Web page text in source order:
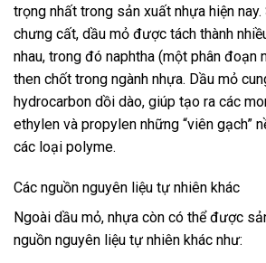
trọng nhất trong sản xuất nhựa hiện
chưng cất, dầu mỏ được tách thành
nhau, trong đó naphtha (một phân đoạn
then chốt trong ngành nhựa. Dầu mỏ
hydrocarbon dồi dào, giúp tạo ra các
ethylen và propylen những “viên gạch”
các loại polyme.
Các nguồn nguyên liệu tự nhiên khác
Ngoài dầu mỏ, nhựa còn có thể được
nguồn nguyên liệu tự nhiên khác như: